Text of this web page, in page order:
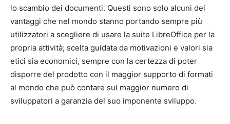
lo scambio dei documenti. Questi sono solo alcuni dei
vantaggi che nel mondo stanno portando sempre più
utilizzatori a scegliere di usare la suite LibreOffice per la
propria attività; scelta guidata da motivazioni e valori sia
etici sia economici, sempre con la certezza di poter
disporre del prodotto con il maggior supporto di formati
al mondo che può contare sul maggior numero di
sviluppatori a garanzia del suo imponente sviluppo.